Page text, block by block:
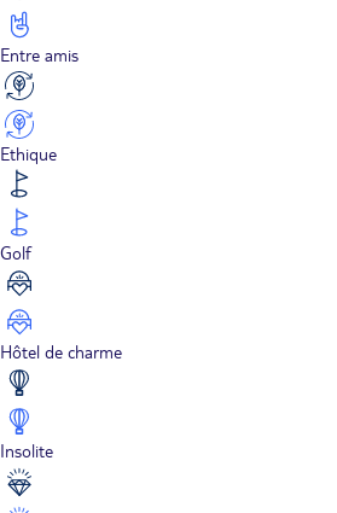
Entre amis
Ethique
Golf
Hôtel de charme
Insolite